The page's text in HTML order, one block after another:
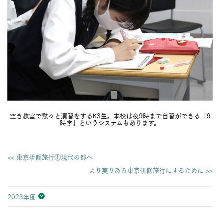
空き教室で黙々と演習をするK3生。本校は夜9時まで自習ができる「9
時学」というシステムもあります。
<< 東京研修旅行①現代の都へ
より実りある東京研修旅行にするために >>
2023年度
2026年度
2025年度
2024年度
2023年度
2022年度
2021年度
2020年度
2019年度
2018年度
2017年度
2016年度
2015年度
2014年度
2013年度